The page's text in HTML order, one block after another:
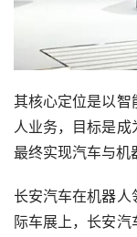
其核心定位是以智
人业务，目标是成
最终实现汽车与机
长安汽车在机器
际车展上，长安汽